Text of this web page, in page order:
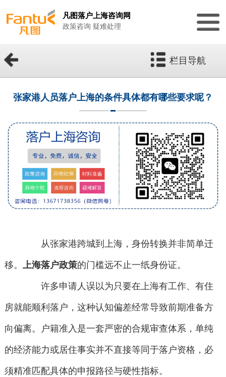
凡图落户上海咨询网
政策咨询 疑难处理
栏目导航
张家港人员落户上海的条件具体都有哪些要求呢？
从张家港跨城到上海，身份转换并非简单迁
移。 上海落户政策的门槛远不止一纸身份证。
许多申请人误以为只要在上海有工作、有住
房就能顺利落户，这种认知偏差经常导致前期准备方
向偏离。户籍准入是一套严密的合规审查体系，单纯
的经济能力或居住事实并不直接等同于落户资格，必
须精准匹配具体的申报路径与硬性指标。